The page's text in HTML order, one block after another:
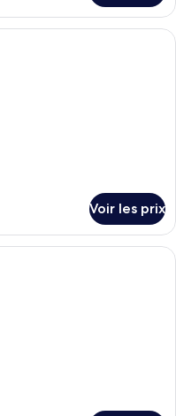
bien aménagé,
Voir les prix
chambre à coucher